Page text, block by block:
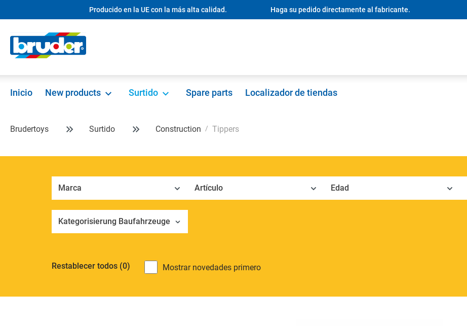
Saltar a la navegación principalProducido en la UE con la más alta calidad. Haga su pedido directamente al fabricante.
Inicio New products Surtido Spare parts Localizador de tiendas
Brudertoys Surtido Construction Tippers
Marca Artículo Edad
Kategorisierung Baufahrzeuge
Mostrar novedades primero
Restablecer todos (0)